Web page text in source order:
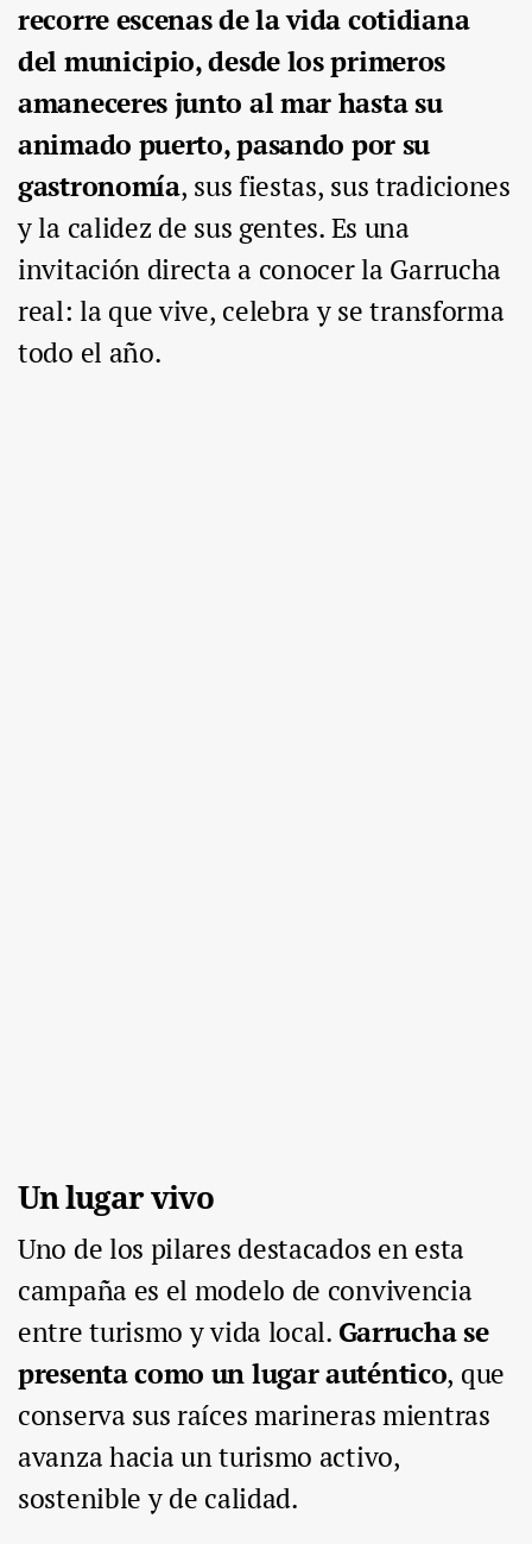
recorre escenas de la vida cotidiana
del municipio, desde los primeros
amaneceres junto al mar hasta su
animado puerto, pasando por su
gastronomía, sus fiestas, sus tradiciones
y la calidez de sus gentes. Es una
invitación directa a conocer la Garrucha
real: la que vive, celebra y se transforma
todo el año.
Un lugar vivo
Uno de los pilares destacados en esta
campaña es el modelo de convivencia
entre turismo y vida local. Garrucha se
presenta como un lugar auténtico, que
conserva sus raíces marineras mientras
avanza hacia un turismo activo,
sostenible y de calidad.